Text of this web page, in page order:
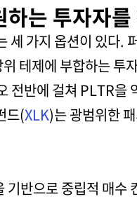
는 투자자
가지 옵션이 있다.
테제에 부합하는 투
전반에 걸쳐 PLTR을
드(XLK)는 광범위한
반으로 중립적 매수